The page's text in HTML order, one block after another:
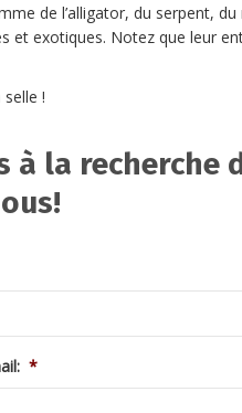
de l’alligator, du serpent,
et exotiques. Notez que leur
!
à la recherche
*